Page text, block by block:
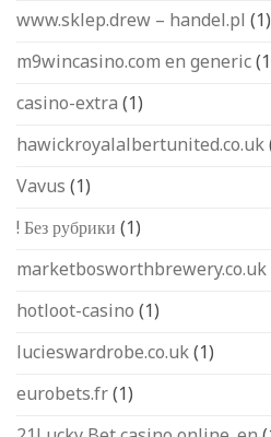
www.sklep.drew – handel.pl (1)
m9wincasino.com en generic
casino-extra (1)
hawickroyalalbertunited.co.uk
Vavus (1)
! Без рубрики (1)
marketbosworthbrewery.co.uk
hotloot-casino (1)
lucieswardrobe.co.uk(1)
eurobets.fr(1)